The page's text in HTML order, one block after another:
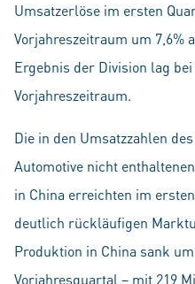
Umsatzerlöse im ersten
Vorjahreszeitraum um 7,6%
Ergebnis der Division lag
Vorjahreszeitraum.
Die in den Umsatzzahlen
Automotive nicht
in China erreichten im
deutlich rückläufigen
Produktion in China sank
Vorjahresquartal – mit 219